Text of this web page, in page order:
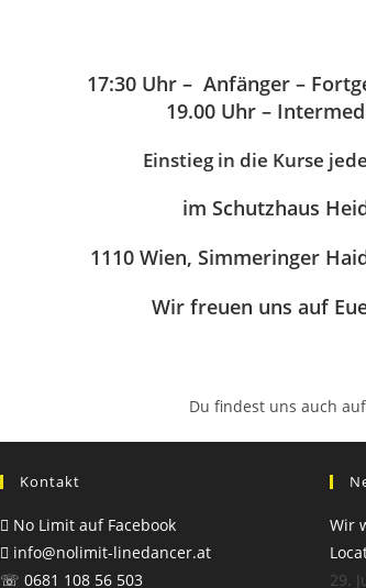
17:30 Uhr – Anfänger –
19.00 Uhr –
Einstieg in die Kurse
im Schutzhaus
1110 Wien, Simmeringer
Wir freuen uns auf
Du findest uns auch
Kontakt
No Limit auf Facebook
info@nolimit-linedancer.at
☏ 0681 108 56 503
Wir
29.